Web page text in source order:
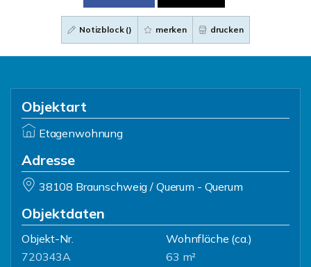
Notizblock () merken drucken
Objektart
Etagenwohnung
Adresse
38108 Braunschweig / Querum - Querum
Objektdaten
Objekt-Nr.
720343A
Wohnfläche (ca.)
63 m²